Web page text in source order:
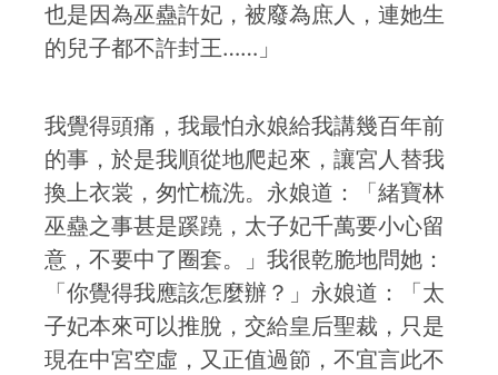
也是因為巫蠱許妃，被廢為庶人，連她生
的兒子都不許封王……」
我覺得頭痛，我最怕永娘給我講幾百年前
的事，於是我順從地爬起來，讓宮人替我
換上衣裳，匆忙梳洗。永娘道：「緒寶林
巫蠱之事甚是蹊蹺，太子妃千萬要小心留
意，不要中了圈套。」我很乾脆地問她：
「你覺得我應該怎麼辦？」永娘道：「太
子妃本來可以推脫，交給皇后聖裁，只是
現在中宮空虛，又正值過節，不宜言此不